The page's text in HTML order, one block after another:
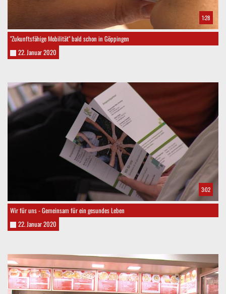
1:28
"Zukunftsfähige Mobilität" bald schon in Göppingen
22. Januar 2020
3:02
Wir für uns - Gemeinsam für ein gesundes Leben
22. Januar 2020